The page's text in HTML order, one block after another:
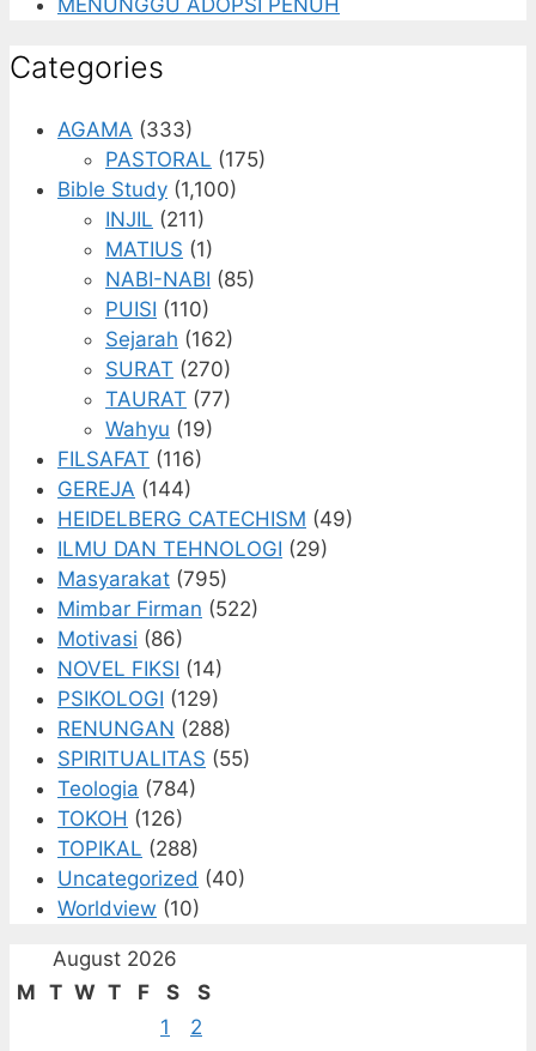
MENUNGGU ADOPSI PENUH
Categories
AGAMA (333)
PASTORAL (175)
Bible Study (1,100)
INJIL (211)
MATIUS (1)
NABI-NABI (85)
PUISI (110)
Sejarah (162)
SURAT (270)
TAURAT (77)
Wahyu (19)
FILSAFAT (116)
GEREJA (144)
HEIDELBERG CATECHISM (49)
ILMU DAN TEHNOLOGI (29)
Masyarakat (795)
Mimbar Firman (522)
Motivasi (86)
NOVEL FIKSI (14)
PSIKOLOGI (129)
RENUNGAN (288)
SPIRITUALITAS (55)
Teologia (784)
TOKOH (126)
TOPIKAL (288)
Uncategorized (40)
Worldview (10)
August 2026
M T W T F S
S
1
2